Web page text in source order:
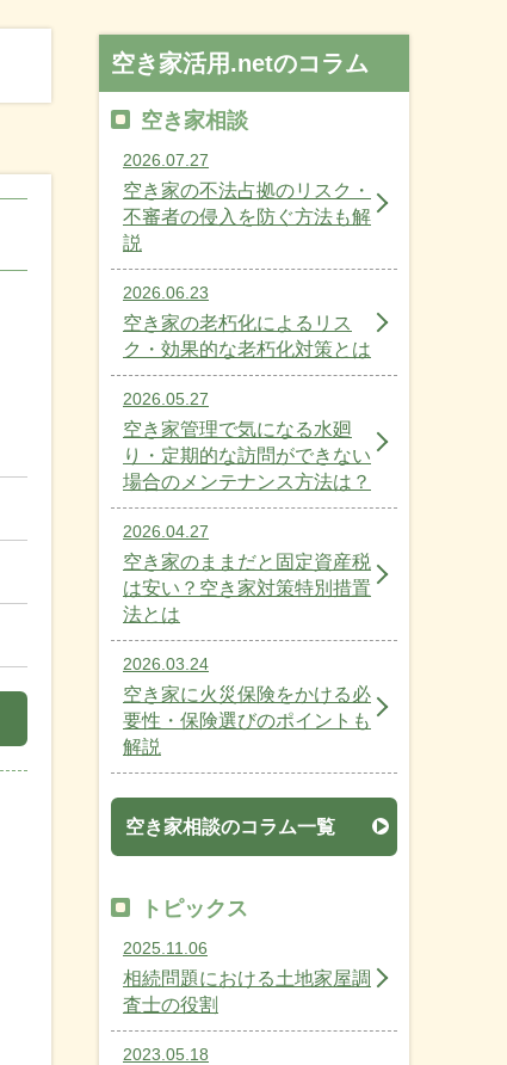
空き家活用.netのコラム
空き家相談
2026.07.27
空き家の不法占拠のリスク・
不審者の侵入を防ぐ方法も解
説
2026.06.23
空き家の老朽化によるリス
ク・効果的な老朽化対策とは
2026.05.27
空き家管理で気になる水廻
り・定期的な訪問ができない
場合のメンテナンス方法は？
2026.04.27
空き家のままだと固定資産税
は安い？空き家対策特別措置
法とは
2026.03.24
空き家に火災保険をかける必
要性・保険選びのポイントも
解説
空き家相談のコラム一覧
トピックス
2025.11.06
相続問題における土地家屋調
査士の役割
2023.05.18